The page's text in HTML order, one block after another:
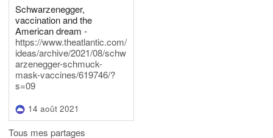
Schwarzenegger,
vaccination and the
American dream -
https://www.theatlantic.com/
ideas/archive/2021/08/schw
arzenegger-schmuck-
mask-vaccines/619746/?
s=09
14 août 2021
Tous mes partages